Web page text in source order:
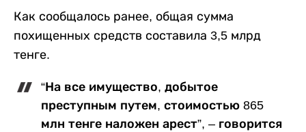
Как сообщалось ранее, общая сумма
похищенных средств составила 3,5 млрд
тенге.
“На все имущество, добытое
преступным путем, стоимостью 865
млн тенге наложен арест”, – говорится